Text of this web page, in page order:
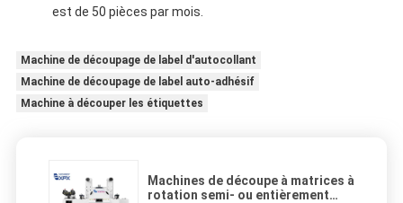
est de 50 pièces par mois.
Machine de découpage de label d'autocollant
Machine de découpage de label auto-adhésif
Machine à découper les étiquettes
Machines de découpe à matrices à
rotation semi- ou entièrement